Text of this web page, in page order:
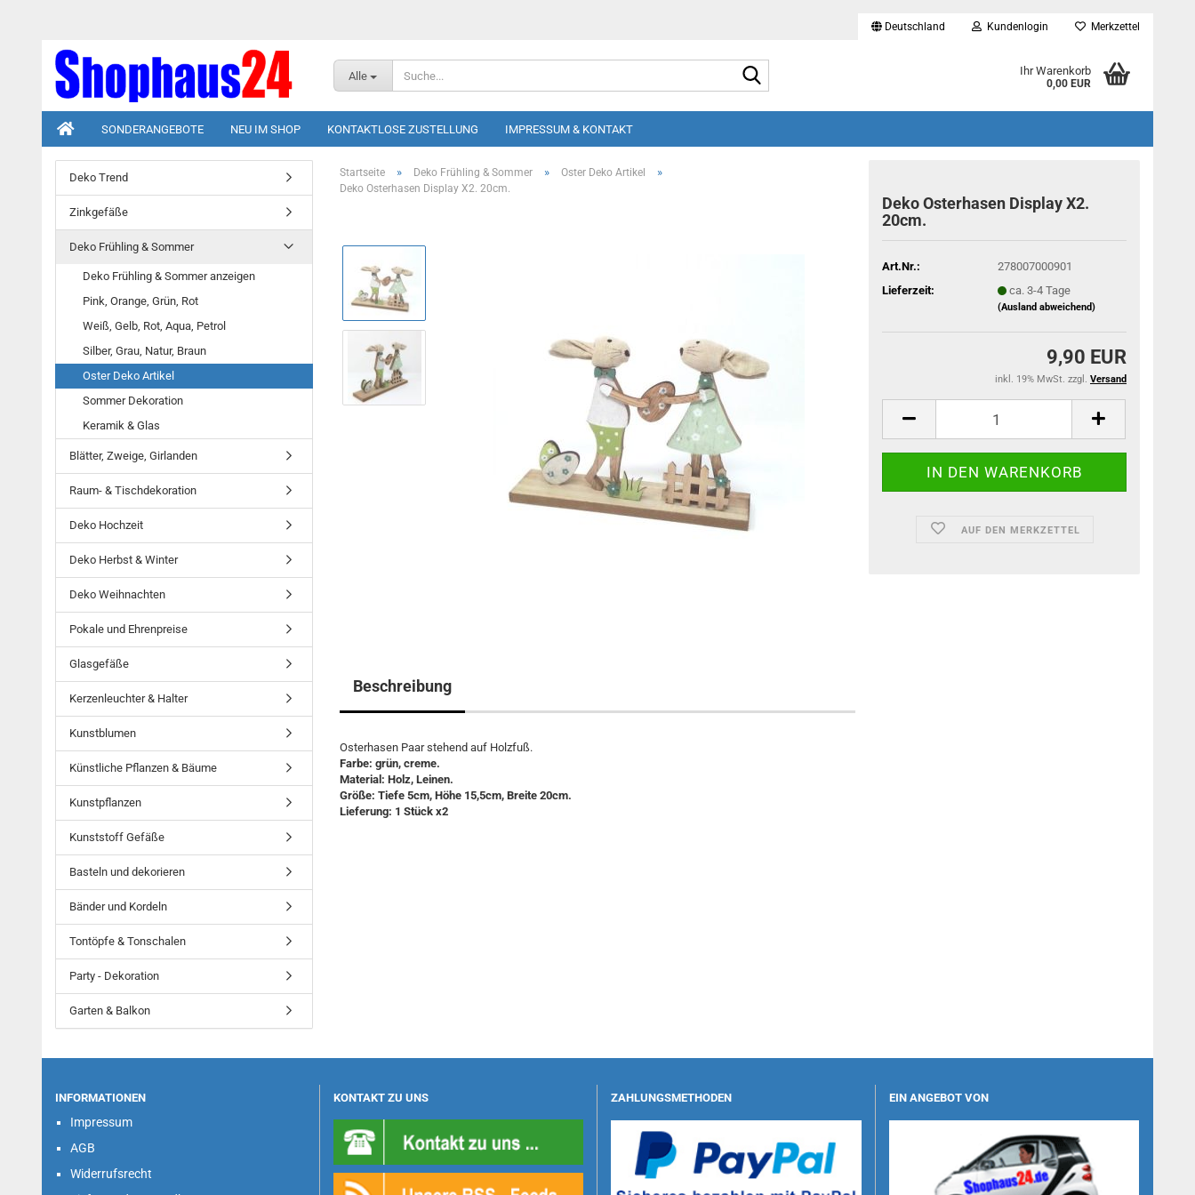
Deutschland Kundenlogin Merkzettel
Alle Ihr Warenkorb
0,00 EUR
SONDERANGEBOTE NEU IM SHOP KONTAKTLOSE ZUSTELLUNG IMPRESSUM & KONTAKT
Startseite » Deko Frühling & Sommer » Oster Deko Artikel »
Deko Osterhasen Display X2. 20cm.
Deko Osterhasen Display X2.
20cm.
Art.Nr.:
278007000901
Lieferzeit:
ca. 3-4 Tage
(Ausland abweichend)
9,90 EUR
inkl. 19% MwSt. zzgl. Versand
AUF DEN MERKZETTEL
Beschreibung
Osterhasen Paar stehend auf Holzfuß.
Farbe: grün, creme.
Material: Holz, Leinen.
Größe: Tiefe 5cm, Höhe 15,5cm, Breite 20cm.
Lieferung: 1 Stück x2
Deko Trend
Zinkgefäße
Deko Frühling & Sommer
Deko Frühling & Sommer anzeigen
Pink, Orange, Grün, Rot
Weiß, Gelb, Rot, Aqua, Petrol
Silber, Grau, Natur, Braun
Oster Deko Artikel
Sommer Dekoration
Keramik & Glas
Blätter, Zweige, Girlanden
Raum- & Tischdekoration
Deko Hochzeit
Deko Herbst & Winter
Deko Weihnachten
Pokale und Ehrenpreise
Glasgefäße
Kerzenleuchter & Halter
Kunstblumen
Künstliche Pflanzen & Bäume
Kunstpflanzen
Kunststoff Gefäße
Basteln und dekorieren
Bänder und Kordeln
Tontöpfe & Tonschalen
Party - Dekoration
Garten & Balkon
INFORMATIONEN
Impressum
AGB
Widerrufsrecht
KONTAKT ZU UNS ZAHLUNGSMETHODEN EIN ANGEBOT VON